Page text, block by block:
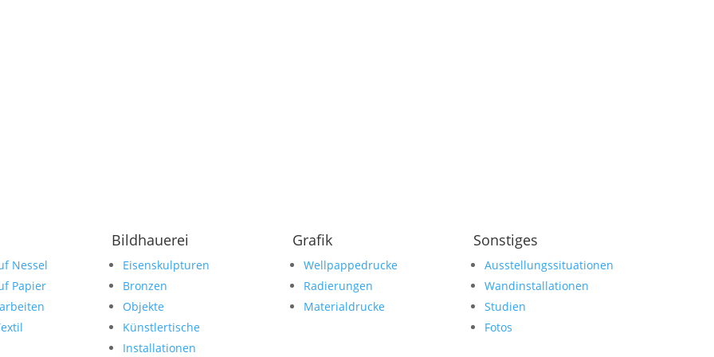
Nessel
Papier
Bildhauerei
Eisenskulpturen
Bronzen
Objekte
Künstlertische
Installationen
Grafik
Wellpappedrucke
Radierungen
Materialdrucke
Sonstiges
Ausstellungssituationen
Wandinstallationen
Studien
Fotos